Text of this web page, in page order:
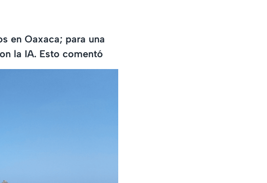
en Oaxaca; para una
la IA. Esto comentó